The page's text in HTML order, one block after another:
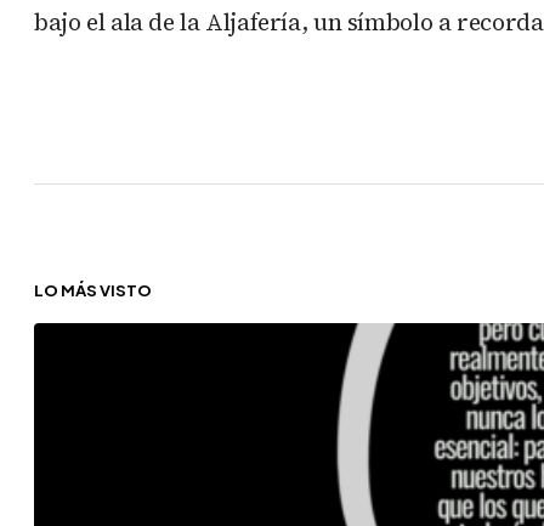
bajo el ala de la Aljafería, un símbolo a
LO MÁS VISTO